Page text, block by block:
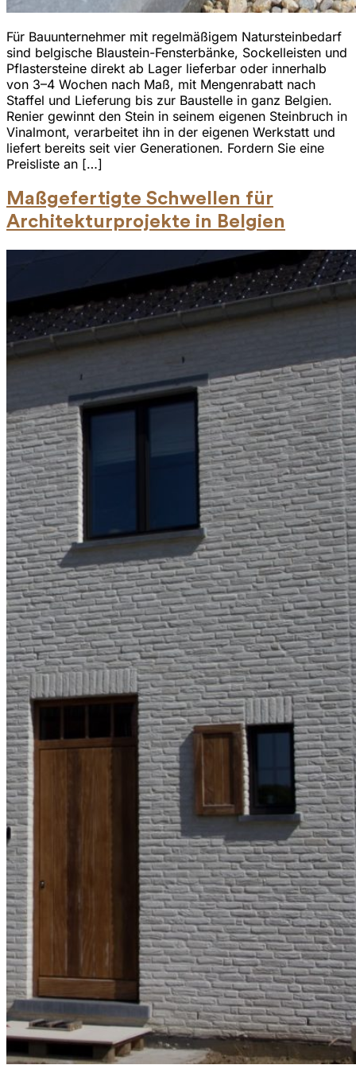
Für Bauunternehmer mit regelmäßigem Natursteinbedarf
sind belgische Blaustein-Fensterbänke, Sockelleisten und
Pflastersteine direkt ab Lager lieferbar oder innerhalb
von 3–4 Wochen nach Maß, mit Mengenrabatt nach
Staffel und Lieferung bis zur Baustelle in ganz Belgien.
Renier gewinnt den Stein in seinem eigenen Steinbruch in
Vinalmont, verarbeitet ihn in der eigenen Werkstatt und
liefert bereits seit vier Generationen. Fordern Sie eine
Preisliste an […]
Maßgefertigte Schwellen für
Architekturprojekte in Belgien